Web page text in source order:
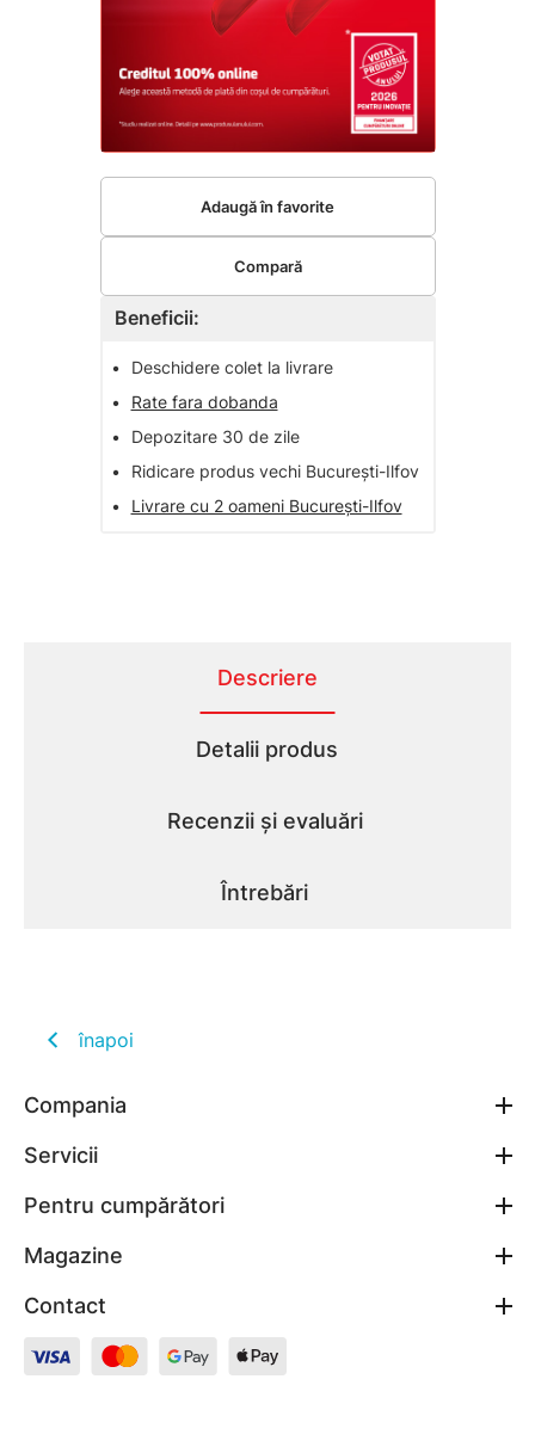
Beneficii:
•
Deschidere colet la livrare
•
Rate fara dobanda
•
Depozitare 30 de zile
•
Ridicare produs vechi București-Ilfov
•
Livrare cu 2 oameni București-Ilfov
Adaugă în favorite
Compară
Descriere
Detalii produs
Recenzii și evaluări
Întrebări
înapoi
Compania
Servicii
Pentru cumpărători
Magazine
Contact